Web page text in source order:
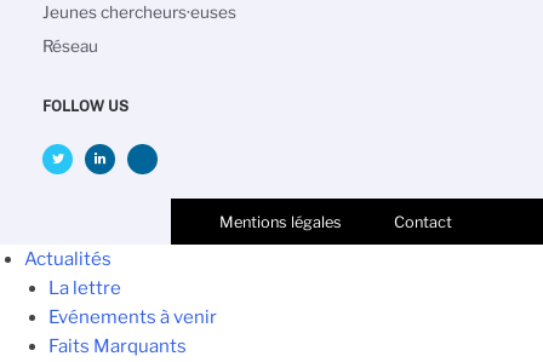
Jeunes chercheurs·euses
Réseau
FOLLOW US
Mentions légales Contact
Actualités
La lettre
Evénements à venir
Faits Marquants